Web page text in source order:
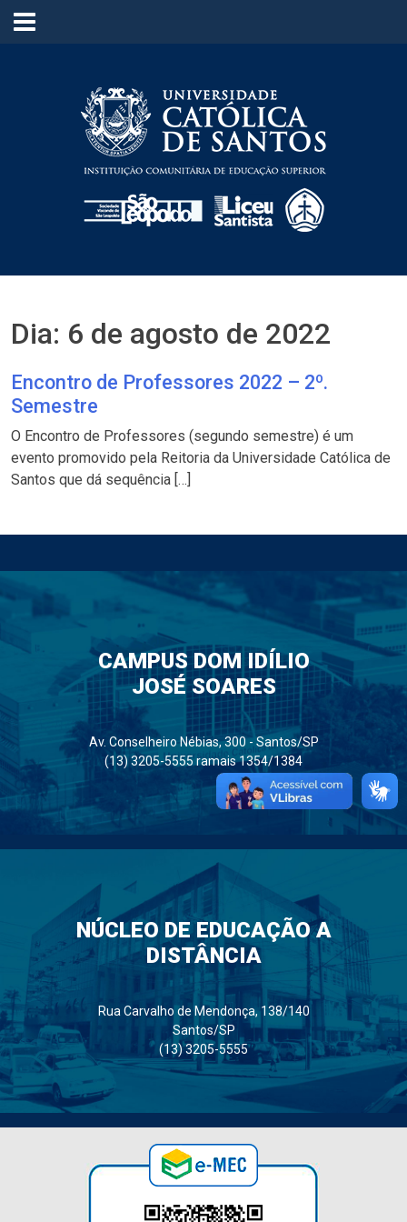
≡
Dia: 6 de agosto de 2022
Encontro de Professores 2022 – 2º.
Semestre
O Encontro de Professores (segundo semestre) é um
evento promovido pela Reitoria da Universidade Católica de
Santos que dá sequência […]
CAMPUS DOM IDÍLIO
JOSÉ SOARES
Av. Conselheiro Nébias, 300 - Santos/SP
(13) 3205-5555 ramais 1354/1384
NÚCLEO DE EDUCAÇÃO A
DISTÂNCIA
Rua Carvalho de Mendonça, 138/140
Santos/SP
(13) 3205-5555